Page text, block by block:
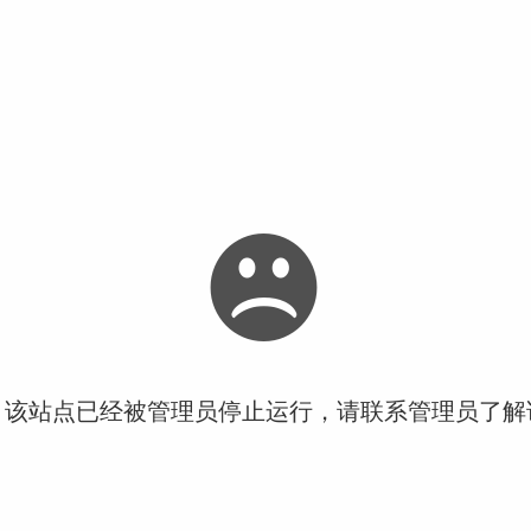
站点已经被管理员停止运行，请联系管理员了